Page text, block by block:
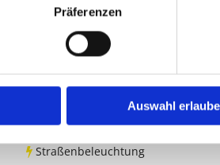
Präferenzen
Auswahl
Neubau, Sanierungen und
Stromaggregate
Straßenbeleuchtung